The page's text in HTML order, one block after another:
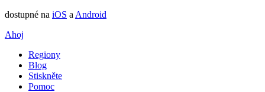
dostupné na iOS a Android
Ahoj
Regiony
Blog
Stiskněte
Pomoc